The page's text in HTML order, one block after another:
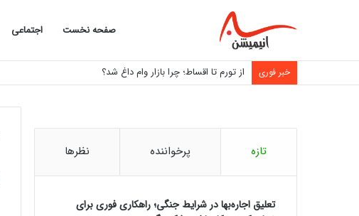
صفحه نخست اجتماعی
خبر فوری از تورم تا اقساط؛ چرا بازار وام داغ شد؟
تازه پرخواننده نظرها
تعلیق اجاره‌بها در شرایط جنگی؛ راهکاری فوری برای